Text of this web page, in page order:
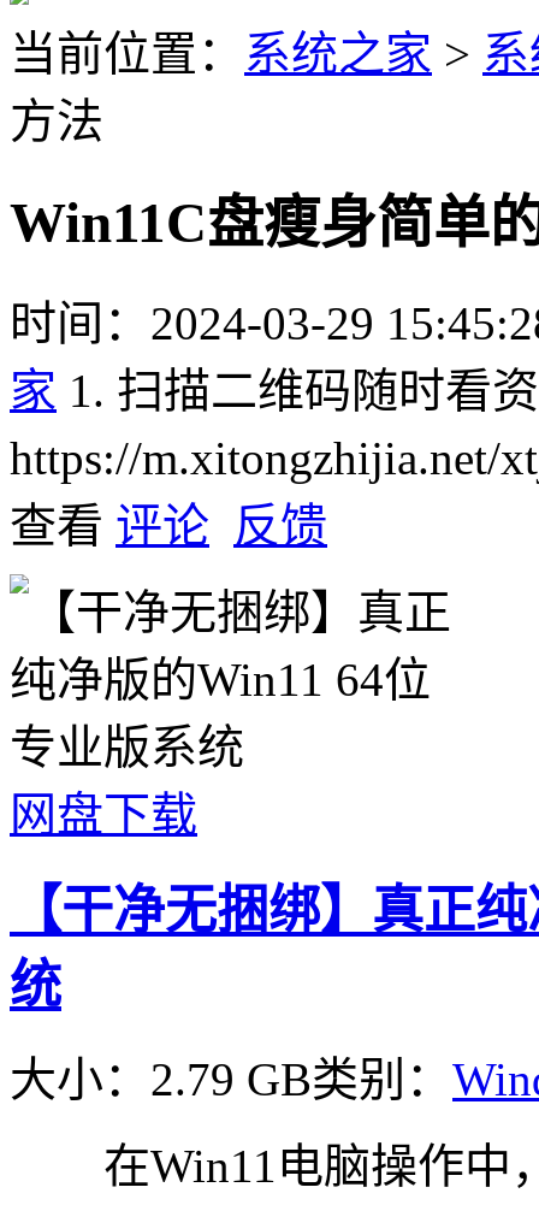
当前位置： 系统之家 >
方法
Win11C盘瘦身简单
时间：2024-03-29
家 1. 扫描二维码随时看
https://m.xitongzhijia.net/
查看 评论 反馈
网盘下载
【干净无捆绑】真正
统
大小：2.79 GB类别：
在Win11电脑操作中